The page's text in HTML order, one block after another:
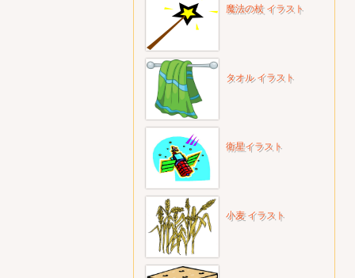
魔法の杖 イラスト
タオル イラスト
衛星イラスト
小麦 イラスト